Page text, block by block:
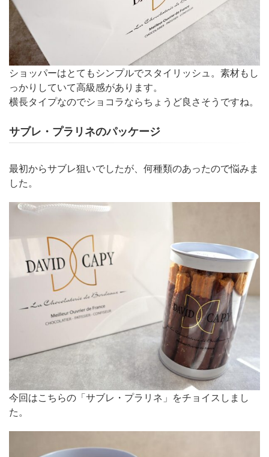
ショッパーはとてもシンプルでスタイリッシュ。素材もし
っかりしていて高級感があります。
横長タイプなのでショコラならちょうど良さそうですね。
サブレ・プラリネのパッケージ
最初からサブレ狙いでしたが、何種類のあったので悩みま
した。
今回はこちらの「サブレ・プラリネ」をチョイスしまし
た。